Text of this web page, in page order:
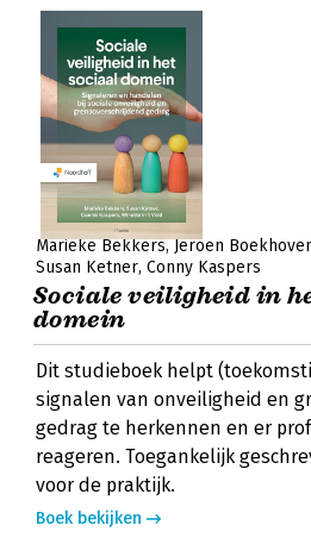
Marieke Bekkers Jeroen
Susan Ketner Conny Kaspers
Sociale veiligheid in
domein
Dit studieboek helpt
signalen van onveiligheid en
gedrag te herkennen en er
reageren. Toegankelijk
voor de praktijk.
Boek bekijken